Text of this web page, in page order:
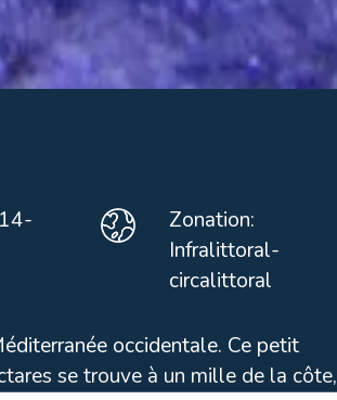
Zonation:
Infralittoral-
circalittoral
occidentale. Ce petit
se trouve à un mille de la côte,